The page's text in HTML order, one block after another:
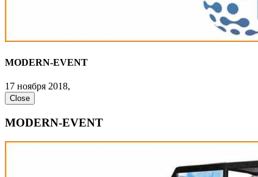
MODERN-EVENT
17 ноября 2018,
Close
MODERN-EVENT